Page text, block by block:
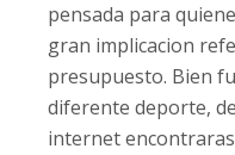
pensada para
gran implicacion
presupuesto. Bien
diferente deporte,
internet